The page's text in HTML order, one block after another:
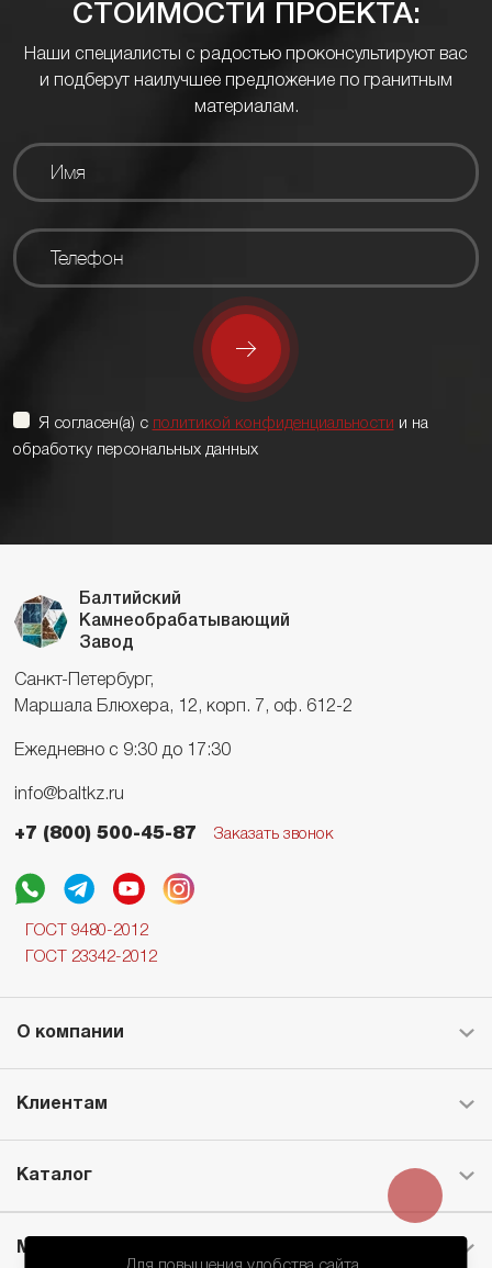
СТОИМОСТИ ПРОЕКТА:
Наши специалисты с радостью проконсультируют вас
и подберут наилучшее предложение по гранитным
материалам.
Я согласен(а) с политикой конфиденциальности и на
обработку персональных данных
Балтийский
Камнеобрабатывающий
Завод
Санкт-Петербург,
Маршала Блюхера, 12, корп. 7, оф. 612-2
Ежедневно с 9:30 до 17:30
info@baltkz.ru
+7 (800) 500-45-87 Заказать звонок
ГОСТ 9480-2012
ГОСТ 23342-2012
О компании
Клиентам
Каталог
Месторождение